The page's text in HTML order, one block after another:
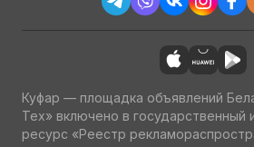
Куфар — площадка объявлений
Тех» включено в государственный
ресурс «Реестр